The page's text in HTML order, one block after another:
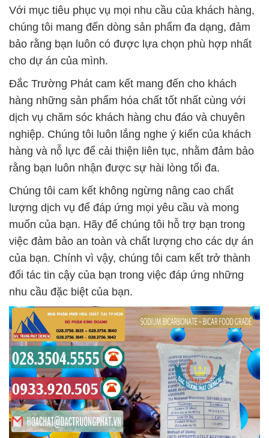
Với mục tiêu phục vụ mọi nhu cầu của khách hàng,
chúng tôi mang đến dòng sản phẩm đa dạng, đảm
bảo rằng bạn luôn có được lựa chọn phù hợp nhất
cho dự án của mình.
Đắc Trường Phát cam kết mang đến cho khách
hàng những sản phẩm hóa chất tốt nhất cùng với
dịch vụ chăm sóc khách hàng chu đáo và chuyên
nghiệp. Chúng tôi luôn lắng nghe ý kiến của khách
hàng và nỗ lực để cải thiện liên tục, nhằm đảm bảo
rằng bạn luôn nhận được sự hài lòng tối đa.
Chúng tôi cam kết không ngừng nâng cao chất
lượng dịch vụ để đáp ứng mọi yêu cầu và mong
muốn của bạn. Hãy để chúng tôi hỗ trợ bạn trong
việc đảm bảo an toàn và chất lượng cho các dự án
của bạn. Chính vì vậy, chúng tôi cam kết trở thành
đối tác tin cậy của bạn trong việc đáp ứng những
nhu cầu đặc biệt của bạn.